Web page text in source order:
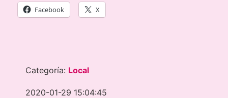
Facebook X
Categoría: Local
2020-01-29 15:04:45